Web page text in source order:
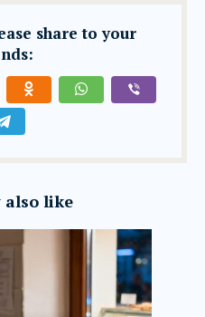
share to your
also like